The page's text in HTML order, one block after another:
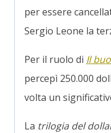
per essere
Sergio Leone la
Per il ruolo di Il
percepì 250.000
volta un
La trilogia del